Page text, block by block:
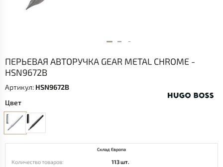
ПЕРЬЕВАЯ АВТОРУЧКА GEAR METAL CHROME -
HSN9672B
Артикул: HSN9672B
Цвет
Склад Европа
Количество товаров:
113 шт.